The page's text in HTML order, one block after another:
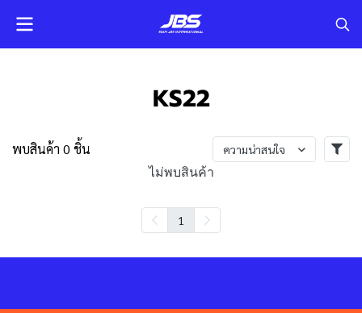
KS22
พบสินค้า 0 ชิ้น ความน่าสนใจ
ไม่พบสินค้า
1